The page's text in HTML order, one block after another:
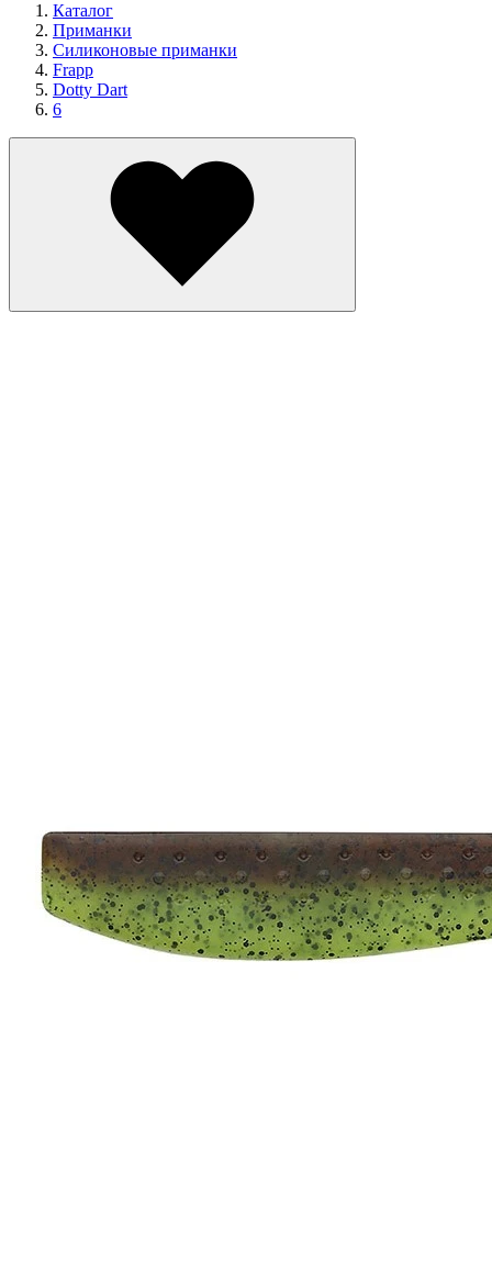
Каталог
Приманки
Силиконовые приманки
Frapp
Dotty Dart
6